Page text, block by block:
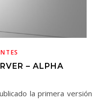
– ALPHA
la primera versión